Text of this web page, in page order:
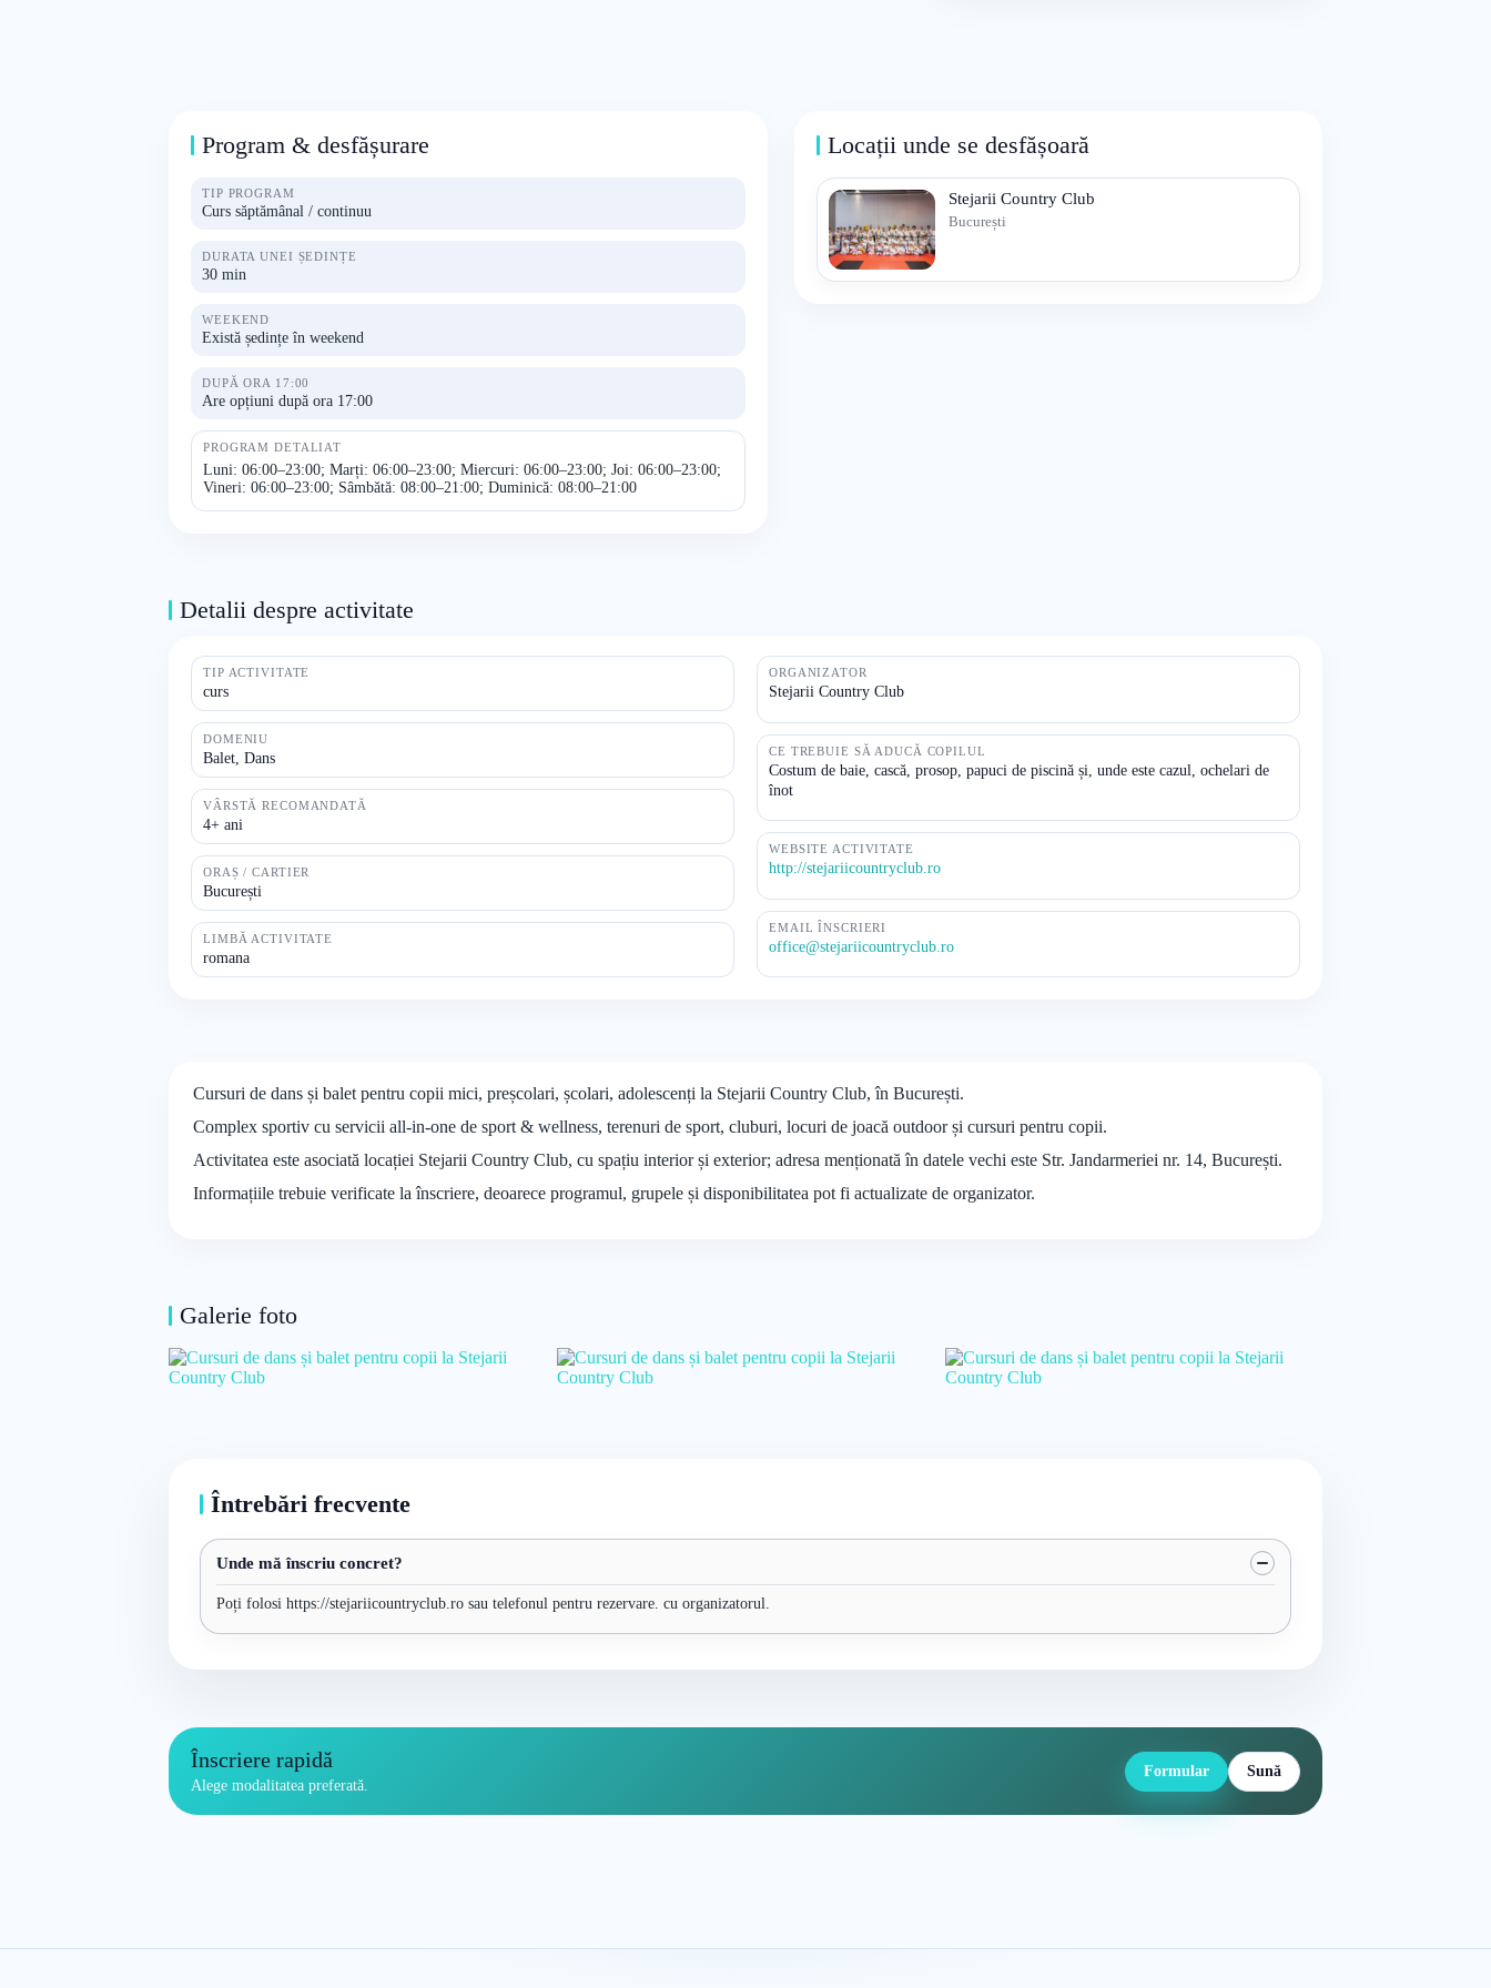
Program & desfășurare
TIP PROGRAM
Curs săptămânal / continuu
DURATA UNEI ȘEDINȚE
30 min
WEEKEND
Există ședințe în weekend
DUPĂ ORA 17:00
Are opțiuni după ora 17:00
PROGRAM DETALIAT
Luni: 06:00–23:00; Marți: 06:00–23:00; Miercuri: 06:00–23:00; Joi: 06:00–23:00;
Vineri: 06:00–23:00; Sâmbătă: 08:00–21:00; Duminică: 08:00–21:00
Locații unde se desfășoară
Stejarii Country Club
București
Detalii despre activitate
TIP ACTIVITATE
curs
DOMENIU
Balet, Dans
VÂRSTĂ RECOMANDATĂ
4+ ani
ORAȘ / CARTIER
București
LIMBĂ ACTIVITATE
romana
ORGANIZATOR
Stejarii Country Club
CE TREBUIE SĂ ADUCĂ COPILUL
Costum de baie, cască, prosop, papuci de piscină și, unde este cazul, ochelari de
înot
WEBSITE ACTIVITATE
http://stejariicountryclub.ro
EMAIL ÎNSCRIERI
office@stejariicountryclub.ro
Cursuri de dans și balet pentru copii mici, preșcolari, școlari, adolescenți la Stejarii Country Club, în București.
Complex sportiv cu servicii all-in-one de sport & wellness, terenuri de sport, cluburi, locuri de joacă outdoor și cursuri pentru copii.
Activitatea este asociată locației Stejarii Country Club, cu spațiu interior și exterior; adresa menționată în datele vechi este Str. Jandarmeriei nr. 14, București.
Informațiile trebuie verificate la înscriere, deoarece programul, grupele și disponibilitatea pot fi actualizate de organizator.
Galerie foto
Întrebări frecvente
Unde mă înscriu concret?
Poți folosi https://stejariicountryclub.ro sau telefonul pentru rezervare. cu organizatorul.
Înscriere rapidă
Alege modalitatea preferată.
Formular Sună